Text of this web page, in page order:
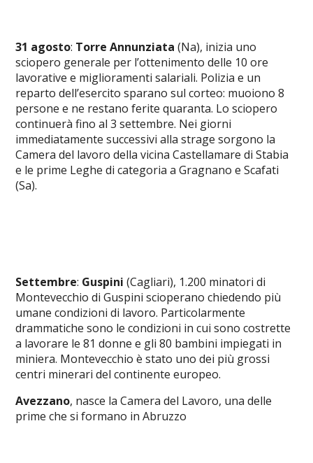
31 agosto: Torre Annunziata(Na), inizia uno
sciopero generale per l’ottenimento delle 10 ore
lavorative e miglioramenti salariali. Polizia e un
reparto dell’esercito sparano sul corteo: muoiono 8
persone e ne restano ferite quaranta. Lo sciopero
continuerà fino al 3 settembre. Nei giorni
immediatamente successivi alla strage sorgono la
Camera del lavoro della vicina Castellamare di Stabia
e le prime Leghe di categoria a Gragnano e Scafati
(Sa).
Settembre: Guspini(Cagliari), 1.200 minatori di
Montevecchio di Guspini scioperano chiedendo più
umane condizioni di lavoro. Particolarmente
drammatiche sono le condizioni in cui sono costrette
a lavorare le 81 donne e gli 80 bambini impiegati in
miniera. Montevecchio è stato uno dei più grossi
centri minerari del continente europeo.
Avezzano, nasce la Camera del Lavoro, una delle
prime che si formano in Abruzzo